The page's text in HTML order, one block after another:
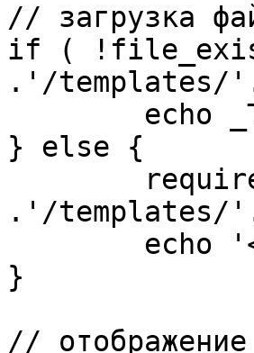
// загрузка
if (
.'/templates/
} else {
.'/templates/
}
// отображение